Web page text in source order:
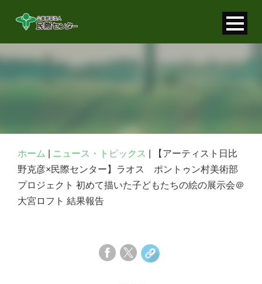
お問い合わせ
ホーム ニュース・トピックス
【アーティスト日比
野克彦×民際センター】ラオス ポントゥン村美術部
プロジェクト 初めて描いた子どもたちの絵の展示会＠
大宮ロフト 結果報告